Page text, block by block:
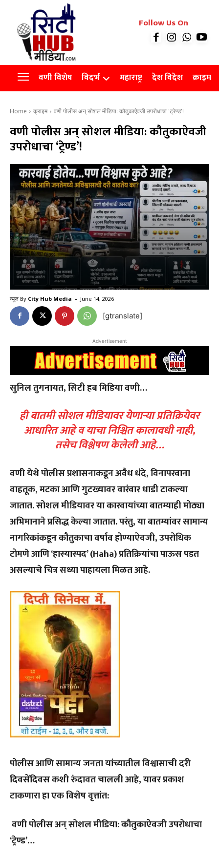
रियल इस्टेट
Videos
Agro
Follow Us On
वणी विशेष विदर्भ महाराष्ट्र देश विदेश क्राइम
Home क्राइम वणी पोलीस अन्‌ सोशल मीडिया: कौतुकाऐवजी उपरोधाचा 'ट्रेण्ड'!
वणी पोलीस अन्‌ सोशल मीडिया: कौतुकाऐवजी
उपरोधाचा ‘ट्रेण्ड’!
न्यूज By City Hub Media - June 14, 2026
[gtranslate]
Advertisement
सुनिल तुगनायत, सिटी हब मिडिया वणी…
ही बातमी सोशल मीडियावर येणाऱ्या प्रतिक्रियेवर
आधारित आहे व याचा निश्चित कालावधी नाही,
तसेच विश्लेषण केलेली आहे…
वणी येथे पोलीस प्रशासनाकडून अवैध धंदे, विनापरवाना
वाहतूक, मटका आणि गुटख्यावर वारंवार धाडी टाकल्या
जातात. सोशल मीडियावर या कारवायांच्या बातम्याही मोठ्या
अभिमानाने प्रसिद्ध केल्या जातात. परंतु, या बातम्यांवर सामान्य
नागरिकांकडून कौतुकाचा वर्षाव होण्याऐवजी, उपरोधिक
टोमणे आणि ‘हास्यास्पद’ (Haha) प्रतिक्रियांचा पाऊस पडत
असल्याचे चित्र सध्या पाहायला मिळत आहे.
पोलीस आणि सामान्य जनता यांच्यातील विश्वासाची दरी
दिवसेंदिवस कशी रुंदावत चालली आहे, यावर प्रकाश
टाकणारा हा एक विशेष वृत्तांत:
वणी पोलीस अन्‌ सोशल मीडिया: कौतुकाऐवजी उपरोधाचा
‘ट्रेण्ड’…